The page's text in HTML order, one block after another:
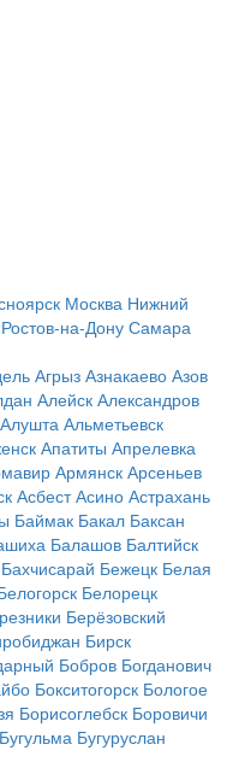
Москва Нижний
Ростов-на-Дону Самара
Агрыз Азнакаево Азов
Алейск Александров
Алушта Альметьевск
Апатиты Апрелевка
Армянск Арсеньев
Асбест Асино Астрахань
Баймак Бакал Баксан
Балашов Балтийск
Бахчисарай Бежецк Белая
Белорецк
Берёзовский
Бирск
Бобров Богданович
Бокситогорск Бологое
Борисоглебск Боровичи
Бугульма Бугуруслан